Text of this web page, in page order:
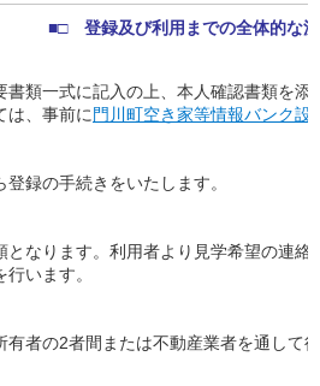
■□ 登録及び利用までの全体的な
書類一式に記入の上、本人確認書類を
は、事前に 門川町空き家等情報バンク設
録の手続きをいたします。
となります。利用者より見学希望の連絡
います。
有者の2者間または不動産業者を通して